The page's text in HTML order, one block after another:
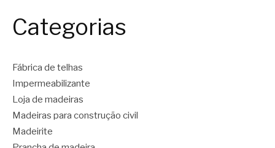
Categorias
Fábrica de telhas
Impermeabilizante
Loja de madeiras
Madeiras para construção civil
Madeirite